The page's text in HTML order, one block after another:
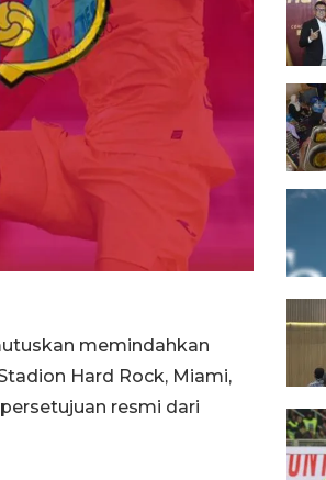
memindahkan
Hard Rock, Miami,
resmi dari